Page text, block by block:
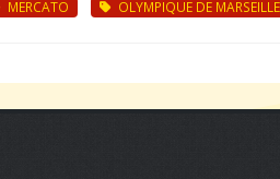
MERCATO OLYMPIQUE DE MARSEILLE